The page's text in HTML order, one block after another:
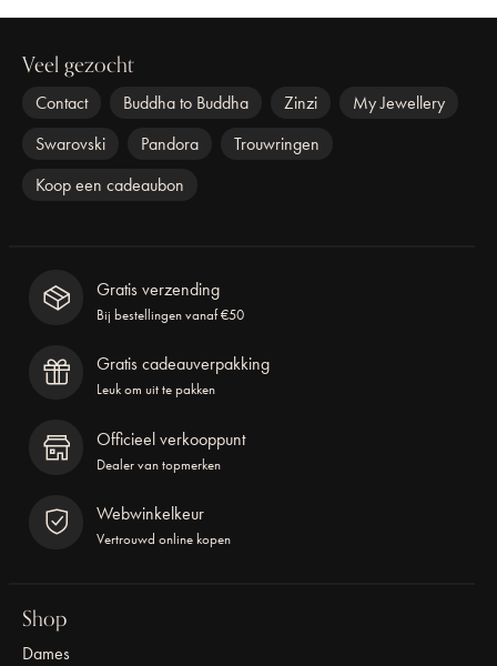
Veel gezocht
Contact Buddha to Buddha Zinzi
My Jewellery
Swarovski
Pandora
Trouwringen
Koop een cadeaubon
Gratis verzending
Bij bestellingen vanaf €50
Gratis cadeauverpakking
Leuk om uit te pakken
Officieel verkooppunt
Dealer van topmerken
Webwinkelkeur
Vertrouwd online kopen
Shop
Dames